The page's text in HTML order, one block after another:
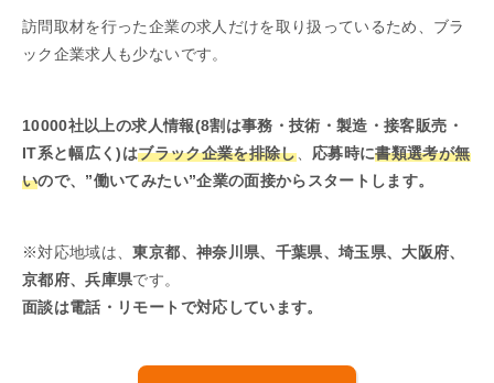
訪問取材を行った企業の求人だけを取り扱っているため、ブラ
ック企業求人も少ないです。
10000社以上の求人情報(8割は事務・技術・製造・接客販売・
IT系と幅広く)はブラック企業を排除し、 応募時に書類選考が無
いので、”働いてみたい”企業の面接からスタートします。
※対応地域は、東京都、神奈川県、千葉県、埼玉県、大阪府、
京都府、兵庫県です。
面談は電話・リモートで対応しています。